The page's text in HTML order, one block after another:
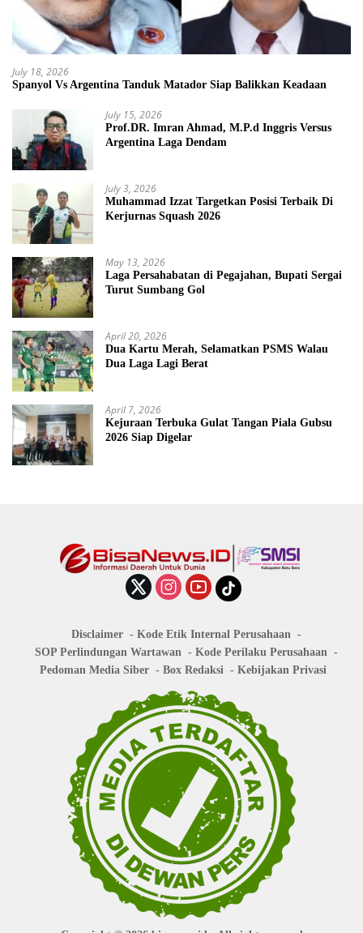
July 18, 2026
Spanyol Vs Argentina Tanduk Matador Siap Balikkan Keadaan
July 15, 2026
Prof.DR. Imran Ahmad, M.P.d Inggris Versus
Argentina Laga Dendam
July 3, 2026
Muhammad Izzat Targetkan Posisi Terbaik Di
Kerjurnas Squash 2026
May 13, 2026
Laga Persahabatan di Pegajahan, Bupati Sergai
Turut Sumbang Gol
April 20, 2026
Dua Kartu Merah, Selamatkan PSMS Walau
Dua Laga Lagi Berat
April 7, 2026
Kejuraan Terbuka Gulat Tangan Piala Gubsu
2026 Siap Digelar
Disclaimer
Kode Etik Internal Perusahaan
SOP Perlindungan Wartawan
Kode Perilaku Perusahaan
Pedoman Media Siber
Box Redaksi Kebijakan Privasi